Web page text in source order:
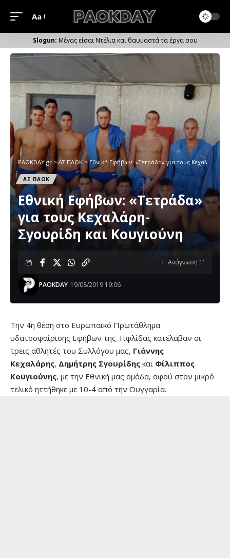
Μέγεθος
Γραμματοσειράς
Aa
Μέγας είσαι Ντέλια και θαυμαστά τα έργα σου
PAOKDAY.gr >ΑΣ ΠΑΟΚ >Εθνική Εφήβων: «Τετράδα» για τους Κεχαλάρη-Σγουρίδη και Κουγιούνη
ΑΣ ΠΑΟΚ
Εθνική Εφήβων: «Τετράδα»
για τους Κεχαλάρη-
Σγουρίδη και Κουγιούνη
PAOKDAY 19/08/2019 19:06
Ανάγνωση 1'
Την 4η θέση στο Ευρωπαϊκό Πρωτάθλημα
υδατοσφαίρισης Εφήβων της Τιφλίδας κατέλαβαν οι
τρεις αθλητές του Συλλόγου μας, Γιάννης
Κεχαλάρης, Δημήτρης Σγουρίδης και Φίλιππος
Κουγιούνης, με την Εθνική μας ομάδα, αφού στον μικρό
τελικό ηττήθηκε με 10-4 από την Ουγγαρία.